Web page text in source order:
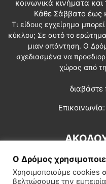
κοινωνικά κινήματα
Κάθε Σάββατο έως
Τι είδους εγχείρημα
κύκλου; Σε αυτό το
μιαν απάντηση. Ο
σχεδιασμένα να
χώρας από
διαβάστε
Επικοινωνία:
Ο Δρόμος
Χρησιμοποιούμε cookies
βελτιώσουμε την